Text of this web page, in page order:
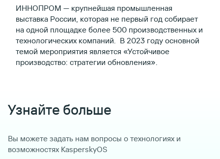
ИННОПРОМ — крупнейшая промышленная
выставка России, которая не первый год собирает
на одной площадке более 500 производственных и
технологических компаний. В 2023 году основной
темой мероприятия является «Устойчивое
производство: стратегии обновления».
Узнайте больше
Вы можете задать нам вопросы о технологиях и
возможностях KasperskyOS